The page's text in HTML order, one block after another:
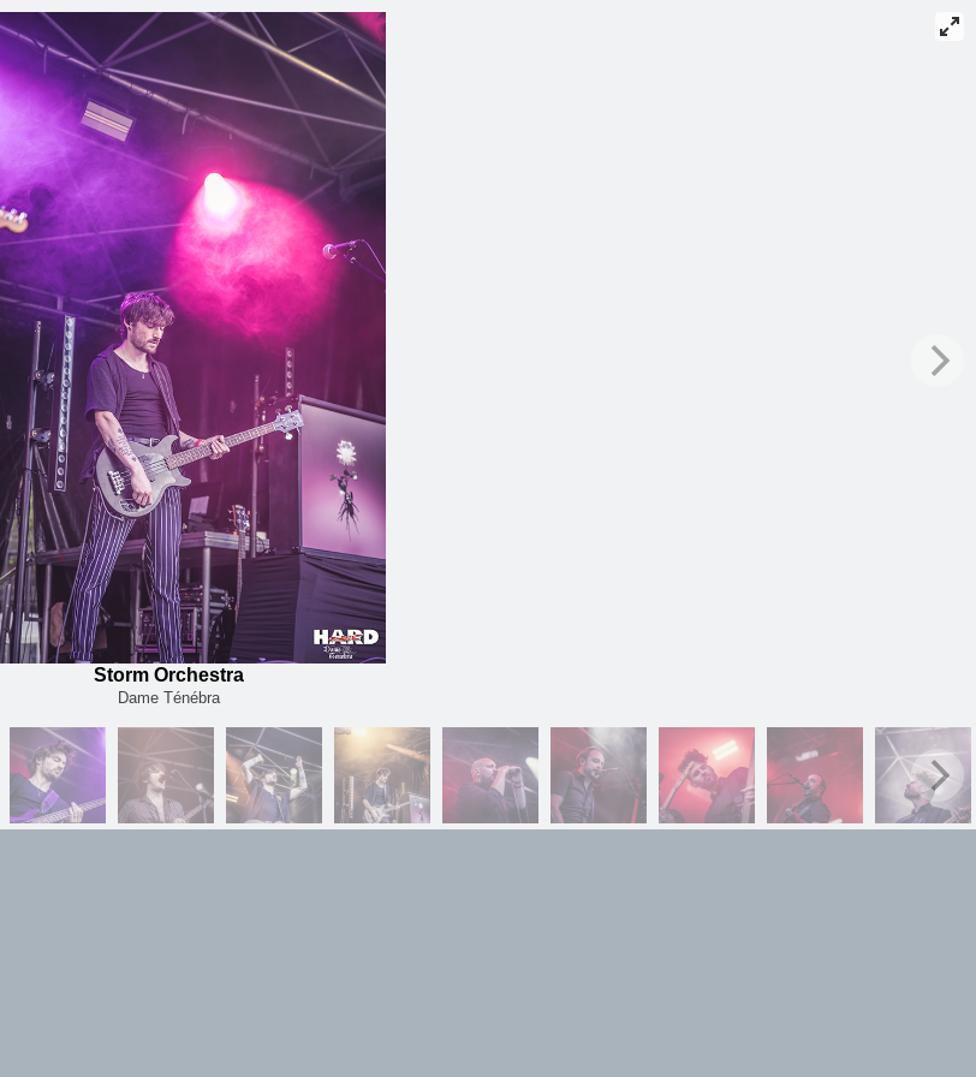
Storm Orchestra
Dame Ténébra